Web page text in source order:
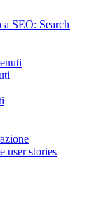
SEO: Search
user stories